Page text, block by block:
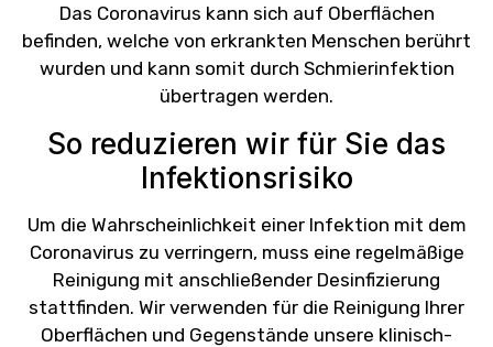
Das Coronavirus kann sich auf Oberflächen
befinden, welche von erkrankten Menschen berührt
wurden und kann somit durch Schmierinfektion
übertragen werden.
So reduzieren wir für Sie das
Infektionsrisiko
Um die Wahrscheinlichkeit einer Infektion mit dem
Coronavirus zu verringern, muss eine regelmäßige
Reinigung mit anschließender Desinfizierung
stattfinden. Wir verwenden für die Reinigung Ihrer
Oberflächen und Gegenstände unsere klinisch-